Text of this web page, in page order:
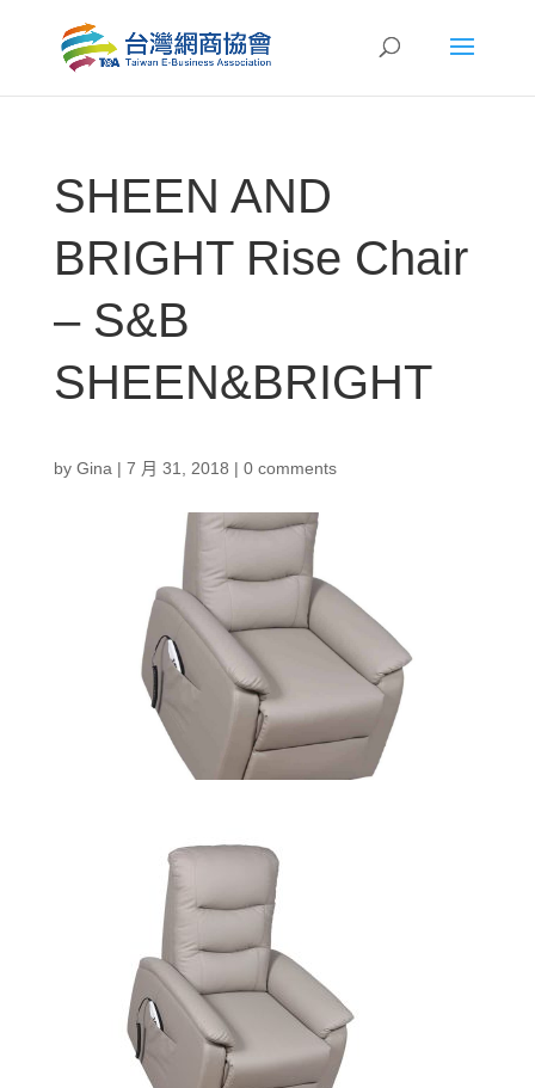
SHEEN AND
BRIGHT Rise Chair
– S&B
SHEEN&BRIGHT
by Gina | 7 月 31, 2018 | 0 comments